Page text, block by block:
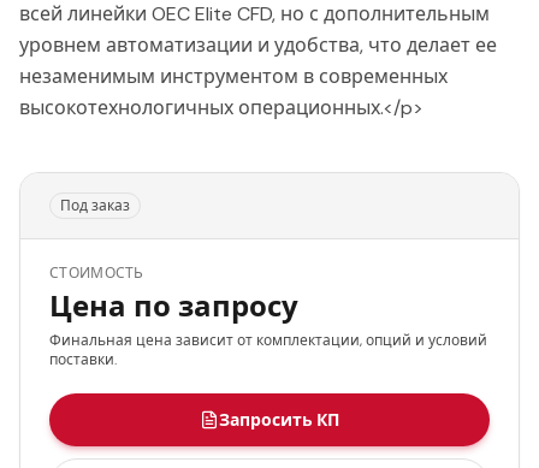
всей линейки OEC Elite CFD, но с дополнительным
уровнем автоматизации и удобства, что делает ее
незаменимым инструментом в современных
высокотехнологичных операционных.</p>
Под заказ
СТОИМОСТЬ
Цена по запросу
Финальная цена зависит от комплектации, опций и условий
поставки.
Запросить КП